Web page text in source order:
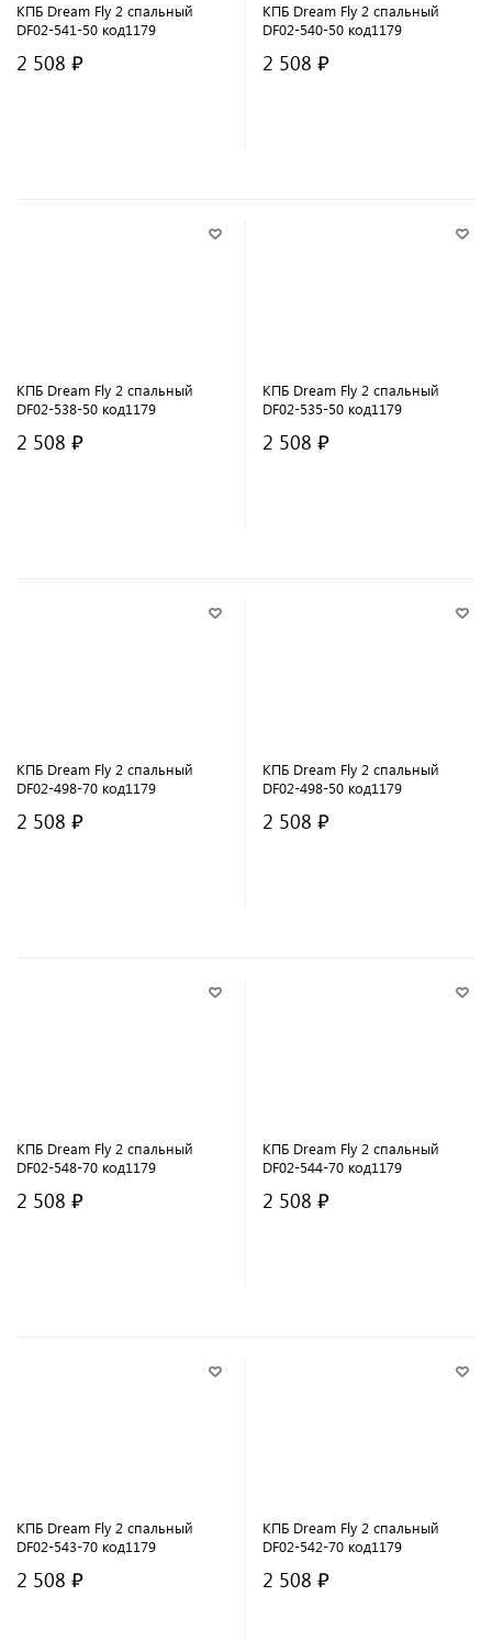
КПБ Dream Fly 2 спальный
DF02-541-50 код1179
2 508 ₽
КПБ Dream Fly 2 спальный
DF02-540-50 код1179
2 508 ₽
КПБ Dream Fly 2 спальный
DF02-538-50 код1179
2 508 ₽
КПБ Dream Fly 2 спальный
DF02-535-50 код1179
2 508 ₽
КПБ Dream Fly 2 спальный
DF02-498-70 код1179
2 508 ₽
КПБ Dream Fly 2 спальный
DF02-498-50 код1179
2 508 ₽
КПБ Dream Fly 2 спальный
DF02-548-70 код1179
2 508 ₽
КПБ Dream Fly 2 спальный
DF02-544-70 код1179
2 508 ₽
КПБ Dream Fly 2 спальный
DF02-543-70 код1179
2 508 ₽
КПБ Dream Fly 2 спальный
DF02-542-70 код1179
2 508 ₽